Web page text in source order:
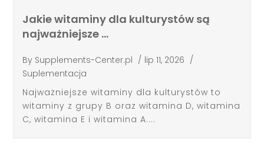
Jakie witaminy dla kulturystów są
najważniejsze …
By Supplements-Center.pl / lip 11, 2026 /
Suplementacja
Najważniejsze witaminy dla kulturystów to
witaminy z grupy B oraz witamina D, witamina
C, witamina E i witamina A....